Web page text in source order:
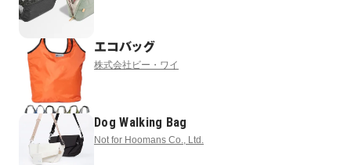
エコバッグ
株式会社ビー・ワイ
Dog Walking Bag
Not for Hoomans Co., Ltd.